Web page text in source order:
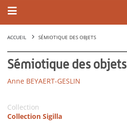
ACCUEIL SÉMIOTIQUE DES OBJETS
Sémiotique des objets
Anne BEYAERT-GESLIN
Collection
Collection Sigilla